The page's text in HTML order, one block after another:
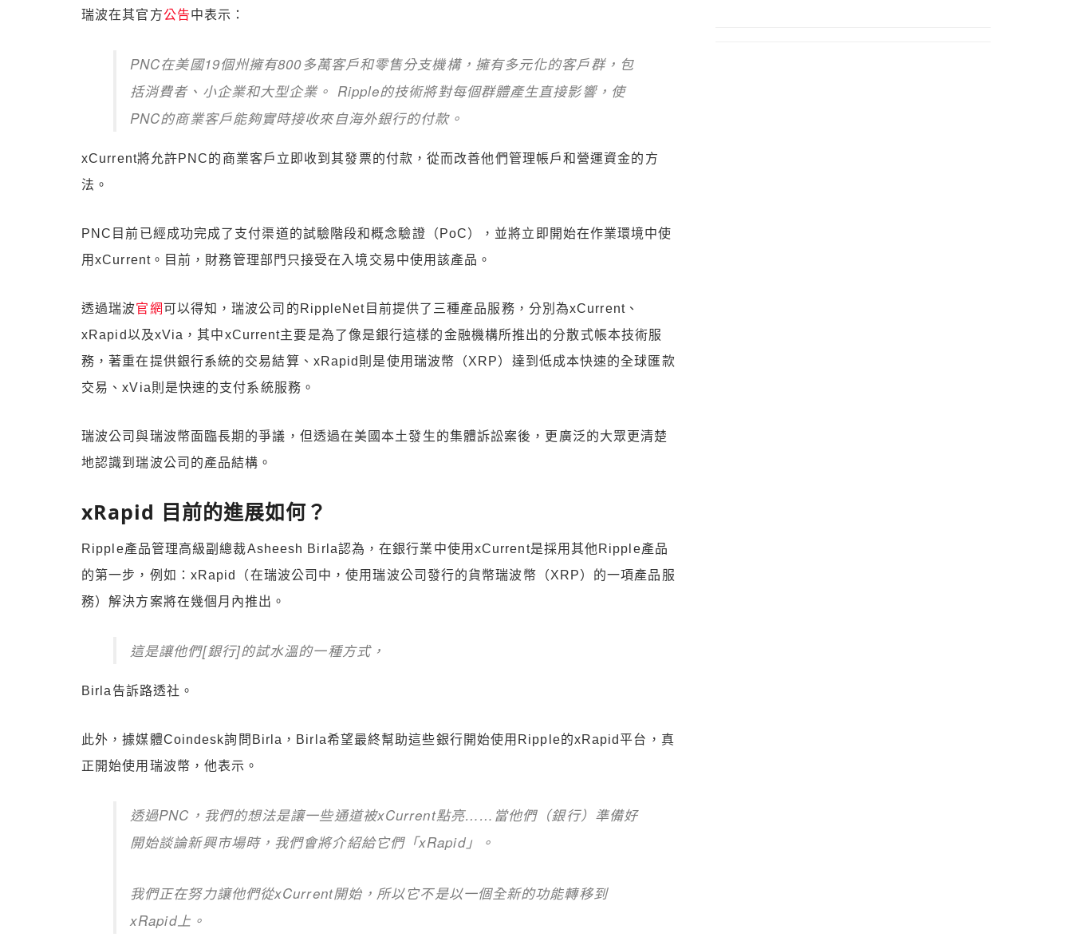
瑞波在其官方公告中表示：
PNC在美國19個州擁有800多萬客戶和零售分支機構，擁有多元化的客戶群，包
括消費者、小企業和大型企業。 Ripple的技術將對每個群體產生直接影響，使
PNC的商業客戶能夠實時接收來自海外銀行的付款。
xCurrent將允許PNC的商業客戶立即收到其發票的付款，從而改善他們管理帳戶和營運資金的方
法。
PNC目前已經成功完成了支付渠道的試驗階段和概念驗證（PoC），並將立即開始在作業環境中使
用xCurrent。目前，財務管理部門只接受在入境交易中使用該產品。
透過瑞波官網 可以得知，瑞波公司的RippleNet目前提供了三種產品服務，分別為xCurrent、
xRapid以及xVia，其中xCurrent主要是為了像是銀行這樣的金融機構所推出的分散式帳本技術服
務，著重在提供銀行系統的交易結算、xRapid則是使用瑞波幣（XRP）達到低成本快速的全球匯款
交易、xVia則是快速的支付系統服務。
瑞波公司與瑞波幣面臨長期的爭議，但透過在美國本土發生的集體訴訟案後，更廣泛的大眾更清楚
地認識到瑞波公司的產品結構。
xRapid 目前的進展如何？
Ripple產品管理高級副總裁Asheesh Birla認為，在銀行業中使用xCurrent是採用其他Ripple產品
的第一步，例如：xRapid（在瑞波公司中，使用瑞波公司發行的貨幣瑞波幣（XRP）的一項產品服
務）解決方案將在幾個月內推出。
這是讓他們[銀行]的試水溫的一種方式，
Birla告訴路透社。
此外，據媒體Coindesk詢問Birla，Birla希望最終幫助這些銀行開始使用Ripple的xRapid平台，真
正開始使用瑞波幣，他表示。
透過PNC，我們的想法是讓一些通道被xCurrent點亮……當他們（銀行）準備好
開始談論新興市場時，我們會將介紹給它們「xRapid」。
我們正在努力讓他們從xCurrent開始，所以它不是以一個全新的功能轉移到
xRapid上。